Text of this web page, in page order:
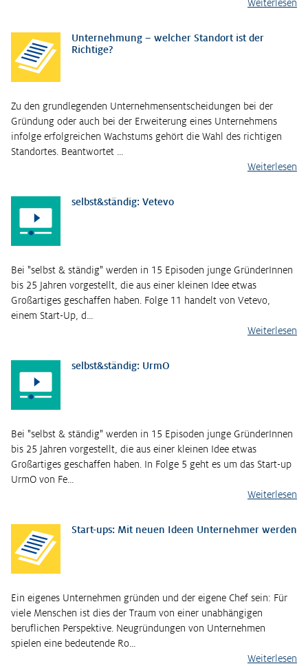
Weiterlesen
Unternehmung – welcher Standort ist der
Richtige?
Zu den grundlegenden Unternehmensentscheidungen bei der
Gründung oder auch bei der Erweiterung eines Unternehmens
infolge erfolgreichen Wachstums gehört die Wahl des richtigen
Standortes. Beantwortet …
Weiterlesen
selbst&ständig: Vetevo
Bei "selbst & ständig" werden in 15 Episoden junge GründerInnen
bis 25 Jahren vorgestellt, die aus einer kleinen Idee etwas
Großartiges geschaffen haben. Folge 11 handelt von Vetevo,
einem Start-Up, d…
Weiterlesen
selbst&ständig: UrmO
Bei "selbst & ständig" werden in 15 Episoden junge GründerInnen
bis 25 Jahren vorgestellt, die aus einer kleinen Idee etwas
Großartiges geschaffen haben. In Folge 5 geht es um das Start-up
UrmO von Fe…
Weiterlesen
Start-ups: Mit neuen Ideen Unternehmer werden
Ein eigenes Unternehmen gründen und der eigene Chef sein: Für
viele Menschen ist dies der Traum von einer unabhängigen
beruflichen Perspektive. Neugründungen von Unternehmen
spielen eine bedeutende Ro…
Weiterlesen